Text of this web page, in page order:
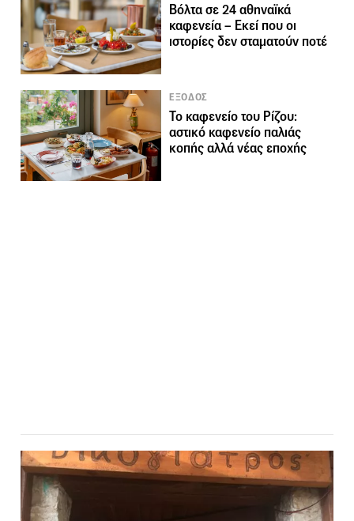
Βόλτα σε 24 αθηναϊκά
καφενεία – Εκεί που οι
ιστορίες δεν σταματούν ποτέ
ΕΞΟΔΟΣ
Το καφενείο του Ρίζου:
αστικό καφενείο παλιάς
κοπής αλλά νέας εποχής